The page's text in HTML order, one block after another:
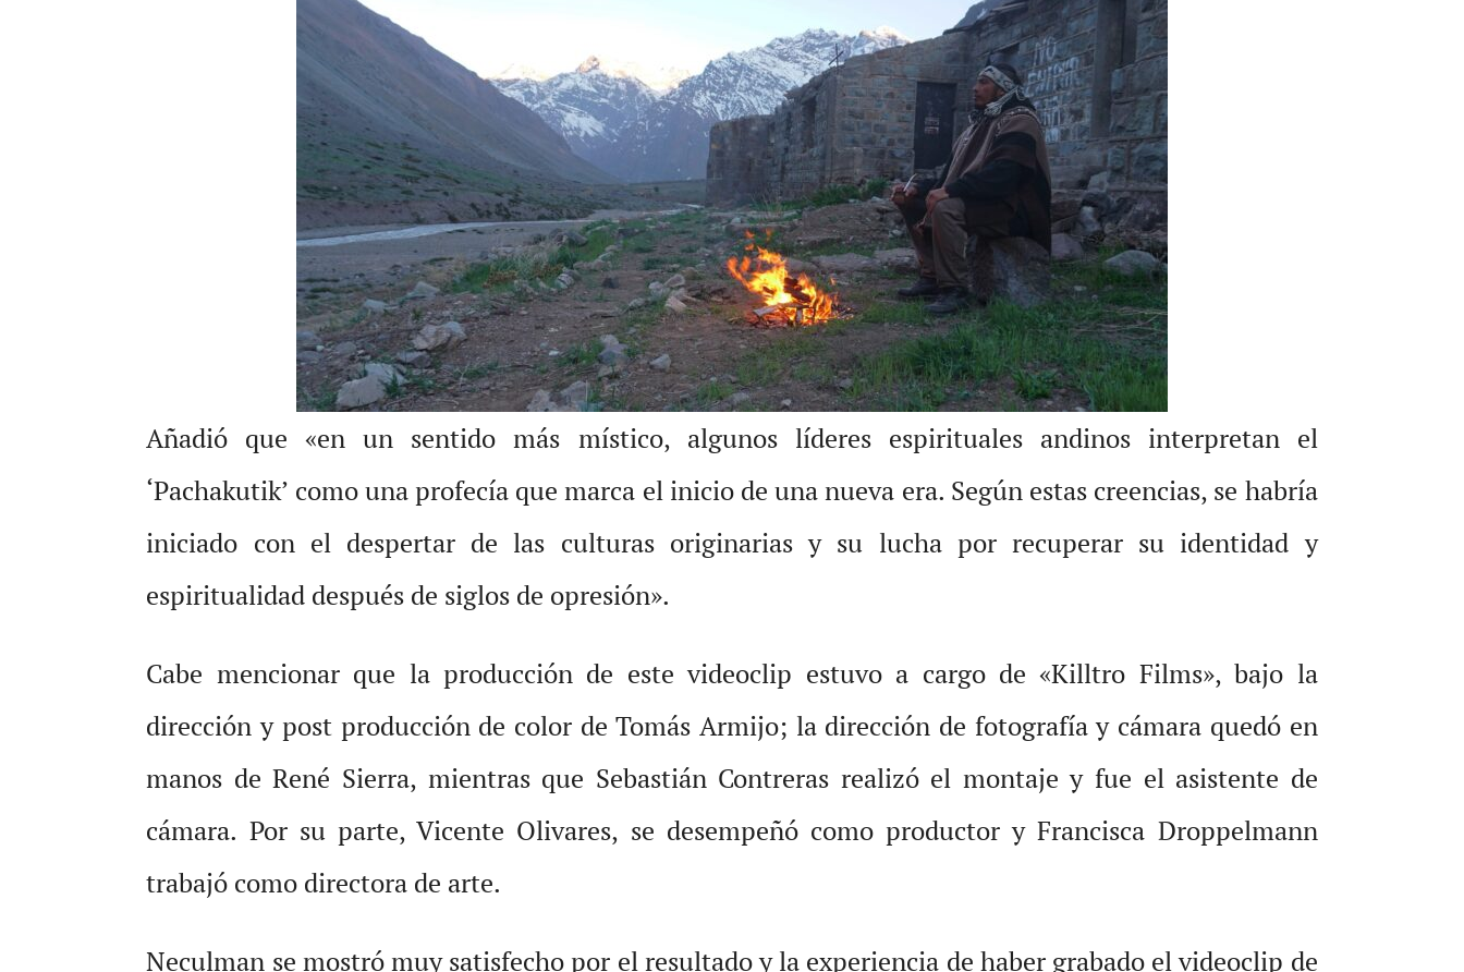
Añadió que «en un sentido más místico, algunos líderes espirituales andinos interpretan el
‘Pachakutik’ como una profecía que marca el inicio de una nueva era. Según estas creencias, se habría
iniciado con el despertar de las culturas originarias y su lucha por recuperar su identidad y
espiritualidad después de siglos de opresión».
Cabe mencionar que la producción de este videoclip estuvo a cargo de «Killtro Films», bajo la
dirección y post producción de color de Tomás Armijo; la dirección de fotografía y cámara quedó en
manos de René Sierra, mientras que Sebastián Contreras realizó el montaje y fue el asistente de
cámara. Por su parte, Vicente Olivares, se desempeñó como productor y Francisca Droppelmann
trabajó como directora de arte.
Neculman se mostró muy satisfecho por el resultado y la experiencia de haber grabado el videoclip de